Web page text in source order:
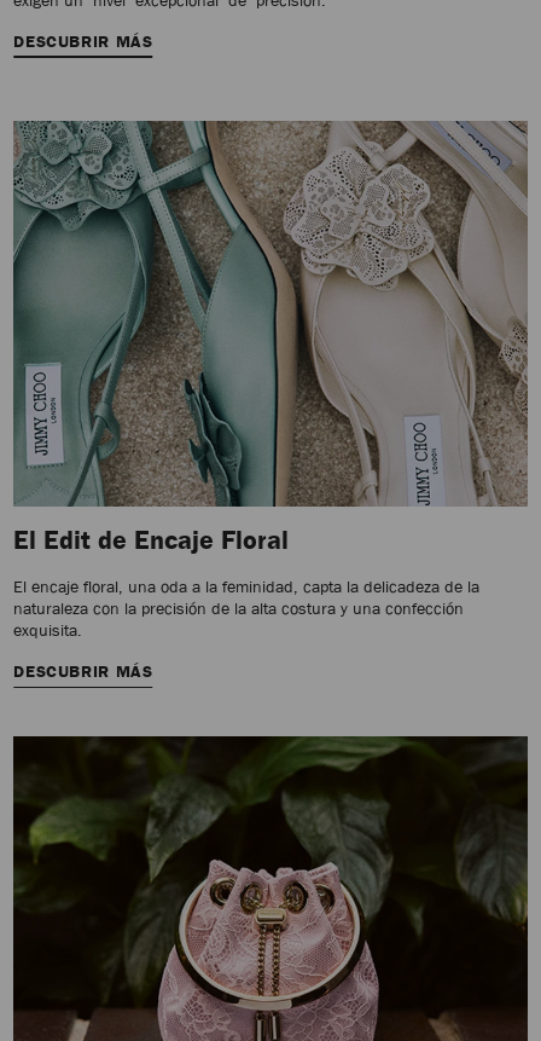
DESCUBRIR MÁS
El Edit de Encaje Floral
El encaje floral, una oda a la feminidad, capta la delicadeza de la
naturaleza con la precisión de la alta costura y una confección
exquisita.
DESCUBRIR MÁS